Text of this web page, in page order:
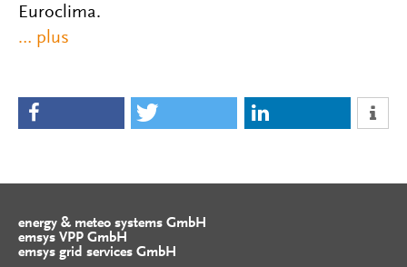
Euroclima.
energy & meteo systems GmbH
emsys VPP GmbH
emsys grid services GmbH